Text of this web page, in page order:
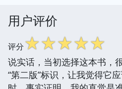
用户评价
评分☆☆☆☆☆
说实话，当初选择这本书，
“第二版”标识，让我觉得它